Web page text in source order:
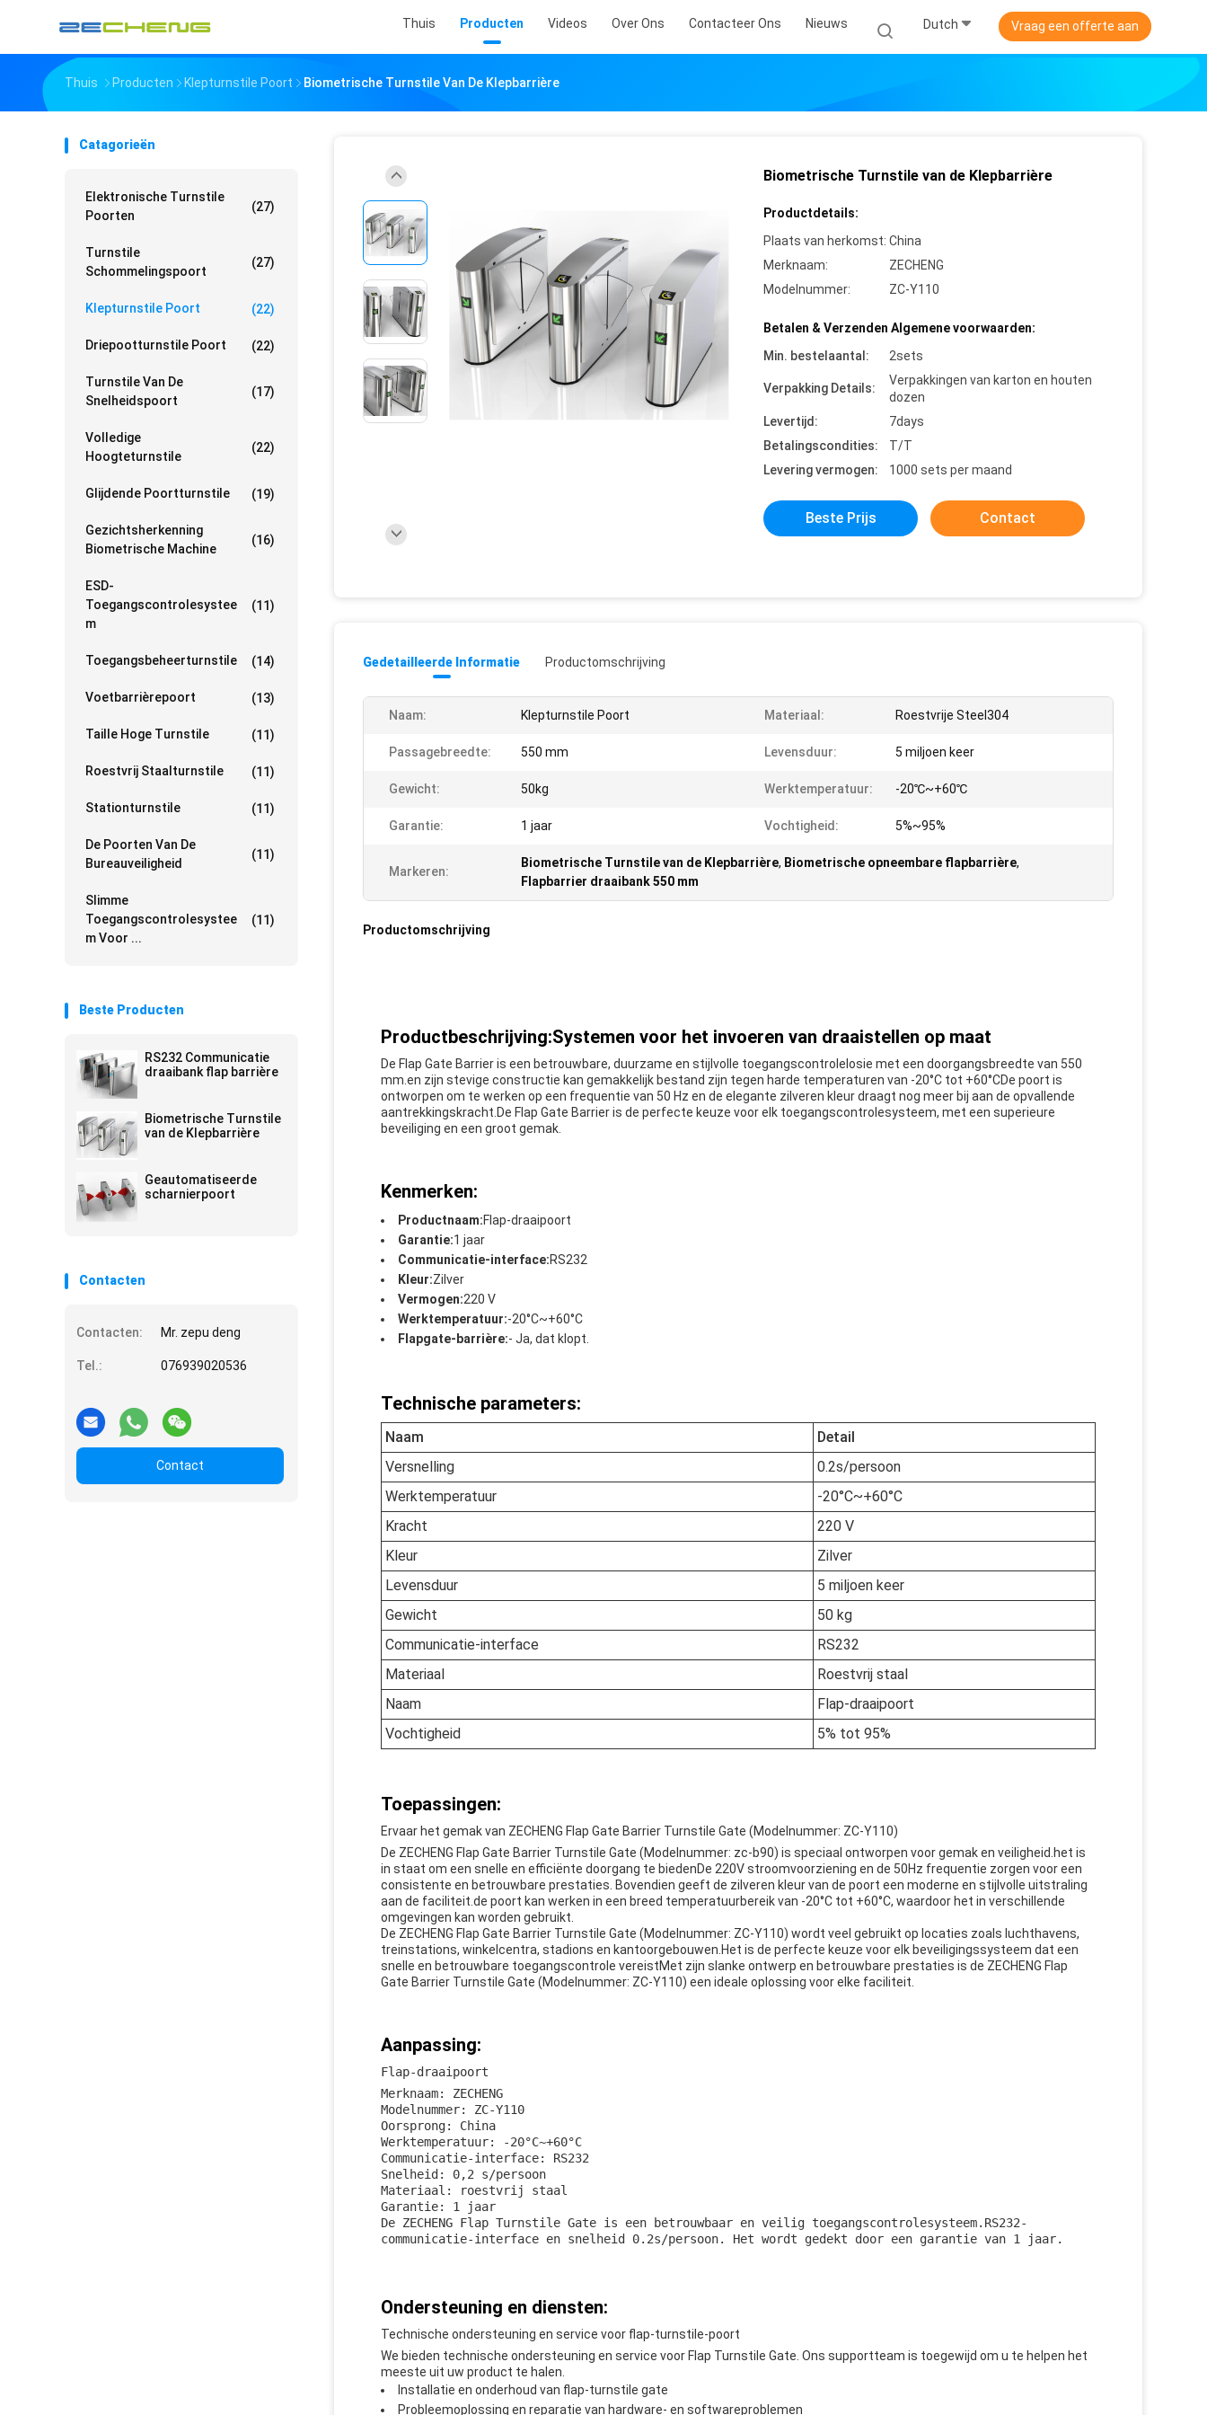
Thuis Producten Videos Over Ons Contacteer Ons Nieuws Dutch Vraag een offerte aan
Thuis Producten Klepturnstile Poort Biometrische Turnstile Van De Klepbarrière
Catagorieën
Elektronische Turnstile
Poorten
(27)
Turnstile
Schommelingspoort
(27)
Klepturnstile Poort (22)
Driepootturnstile Poort (22)
Turnstile Van De
Snelheidspoort
(17)
Volledige
Hoogteturnstile
(22)
Glijdende Poortturnstile (19)
Gezichtsherkenning
Biometrische Machine
(16)
ESD-
Toegangscontrolesystee
M
(11)
Toegangsbeheerturnstile (14)
Voetbarrièrepoort (13)
Taille Hoge Turnstile (11)
Roestvrij Staalturnstile (11)
Stationturnstile (11)
De Poorten Van De
Bureauveiligheid
(11)
Slimme
Toegangscontrolesystee
M Voor ...
(11)
Beste Producten
RS232 Communicatie
draaibank flap barrière
Biometrische Turnstile
van de Klepbarrière
Geautomatiseerde
scharnierpoort
Contacten
Contacten: Mr. zepu deng
Tel.: 076939020536
Contact
Biometrische Turnstile van de Klepbarrière
Productdetails:
Plaats van herkomst: China
Merknaam:
ZECHENG
Modelnummer:
ZC-Y110
Betalen & Verzenden Algemene voorwaarden:
Min. bestelaantal:
2sets
Verpakking Details:
Verpakkingen van karton en houten
dozen
Levertijd:
7days
Betalingscondities:
T/T
Levering vermogen:
1000 sets per maand
Beste Prijs Contact
Gedetailleerde Informatie Productomschrijving
Naam: Klepturnstile Poort Materiaal: Roestvrije Steel304
Passagebreedte: 550 mm Levensduur: 5 miljoen keer
Gewicht: 50kg Werktemperatuur: -20℃~+60℃
Garantie: 1 jaar Vochtigheid: 5%~95%
Markeren:
Biometrische Turnstile van de Klepbarrière, Biometrische opneembare flapbarrière,
Flapbarrier draaibank 550 mm
Productomschrijving
Productbeschrijving:Systemen voor het invoeren van draaistellen op maat
De Flap Gate Barrier is een betrouwbare, duurzame en stijlvolle toegangscontrolelosie met een doorgangsbreedte van 550
mm.en zijn stevige constructie kan gemakkelijk bestand zijn tegen harde temperaturen van -20°C tot +60°CDe poort is
ontworpen om te werken op een frequentie van 50 Hz en de elegante zilveren kleur draagt nog meer bij aan de opvallende
aantrekkingskracht.De Flap Gate Barrier is de perfecte keuze voor elk toegangscontrolesysteem, met een superieure
beveiliging en een groot gemak.
Kenmerken:
Productnaam:Flap-draaipoort
Garantie:1 jaar
Communicatie-interface:RS232
Kleur:Zilver
Vermogen:220 V
Werktemperatuur:-20°C~+60°C
Flapgate-barrière:- Ja, dat klopt.
Technische parameters:
Naam
Detail
Versnelling
0.2s/persoon
Werktemperatuur
-20°C~+60°C
Kracht
220 V
Kleur
Zilver
Levensduur
5 miljoen keer
Gewicht
50 kg
Communicatie-interface
RS232
Materiaal
Roestvrij staal
Naam
Flap-draaipoort
Vochtigheid
5% tot 95%
Toepassingen:
Ervaar het gemak van ZECHENG Flap Gate Barrier Turnstile Gate (Modelnummer: ZC-Y110)
De ZECHENG Flap Gate Barrier Turnstile Gate (Modelnummer: zc-b90) is speciaal ontworpen voor gemak en veiligheid.het is
in staat om een snelle en efficiënte doorgang te biedenDe 220V stroomvoorziening en de 50Hz frequentie zorgen voor een
consistente en betrouwbare prestaties. Bovendien geeft de zilveren kleur van de poort een moderne en stijlvolle uitstraling
aan de faciliteit.de poort kan werken in een breed temperatuurbereik van -20°C tot +60°C, waardoor het in verschillende
omgevingen kan worden gebruikt.
De ZECHENG Flap Gate Barrier Turnstile Gate (Modelnummer: ZC-Y110) wordt veel gebruikt op locaties zoals luchthavens,
treinstations, winkelcentra, stadions en kantoorgebouwen.Het is de perfecte keuze voor elk beveiligingssysteem dat een
snelle en betrouwbare toegangscontrole vereistMet zijn slanke ontwerp en betrouwbare prestaties is de ZECHENG Flap
Gate Barrier Turnstile Gate (Modelnummer: ZC-Y110) een ideale oplossing voor elke faciliteit.
Aanpassing:
Flap-draaipoort
Merknaam: ZECHENG
Modelnummer: ZC-Y110
Oorsprong: China
Werktemperatuur: -20°C~+60°C
Communicatie-interface: RS232
Snelheid: 0,2 s/persoon
Materiaal: roestvrij staal
Garantie: 1 jaar
De ZECHENG Flap Turnstile Gate is een betrouwbaar en veilig toegangscontrolesysteem.RS232-
communicatie-interface en snelheid 0.2s/persoon. Het wordt gedekt door een garantie van 1 jaar.
Ondersteuning en diensten:
Technische ondersteuning en service voor flap-turnstile-poort
We bieden technische ondersteuning en service voor Flap Turnstile Gate. Ons supportteam is toegewijd om u te helpen het
meeste uit uw product te halen.
Installatie en onderhoud van flap-turnstile gate
Probleemoplossing en reparatie van hardware- en softwareproblemen